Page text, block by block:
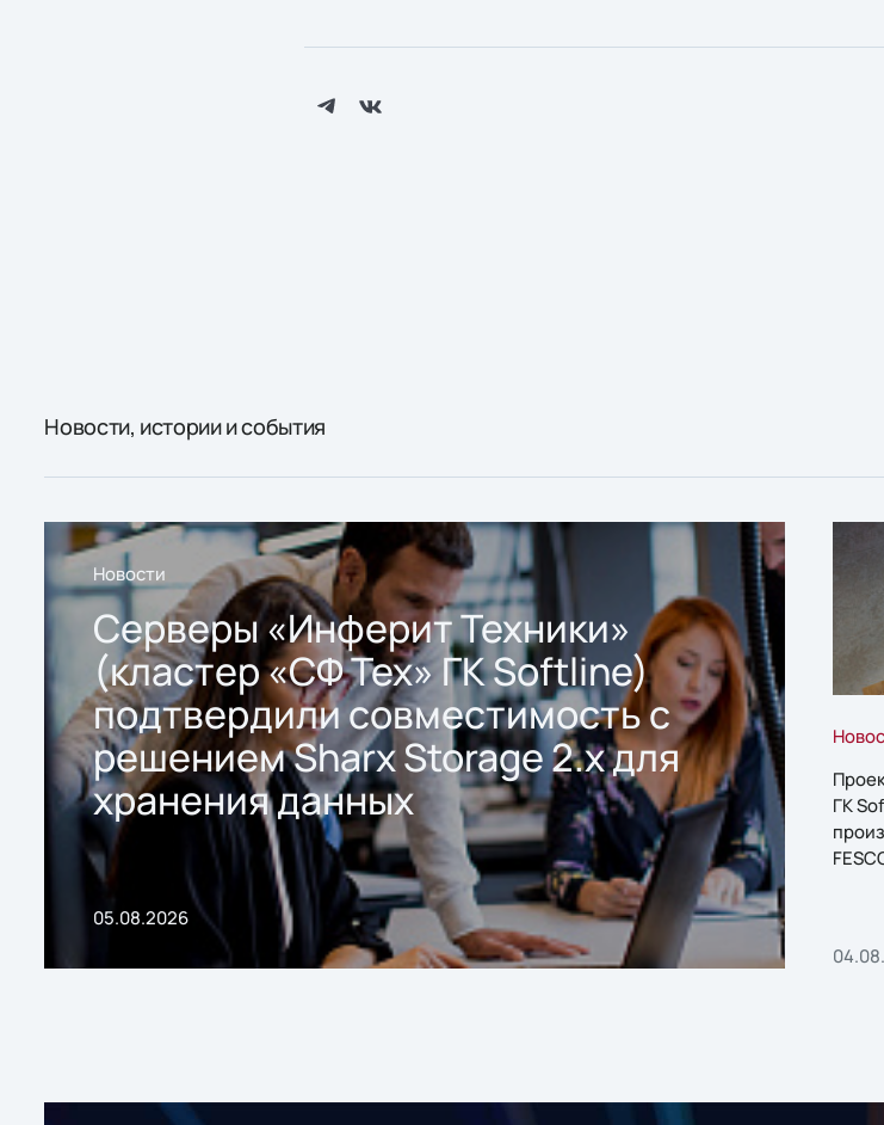
Новости, истории и события
Новости
Серверы «Инферит Техники»
(кластер «СФ Тех» ГК Softline)
подтвердили совместимость с
решением Sharx Storage 2.x для
хранения данных
05.08.2026
ГК